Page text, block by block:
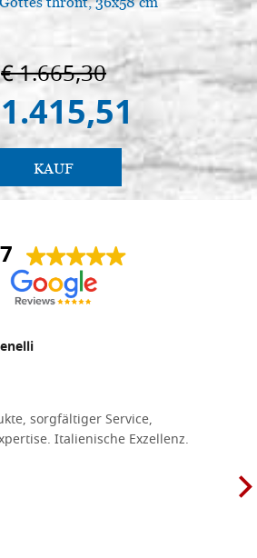
€ 1.665,30
KAUF
sorgfältiger Service,
Italienische Exzellenz.